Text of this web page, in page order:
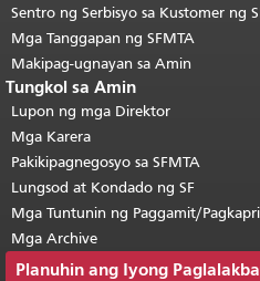
Sentro ng Serbisyo sa Kustomer ng
Mga Tanggapan ng SFMTA
Makipag-ugnayan sa Amin
Tungkol sa Amin
Lupon ng mga Direktor
Mga Karera
Pakikipagnegosyo sa SFMTA
Lungsod at Kondado ng SF
Mga Tuntunin ng Paggamit/
Mga Archive
Planuhin ang Iyong